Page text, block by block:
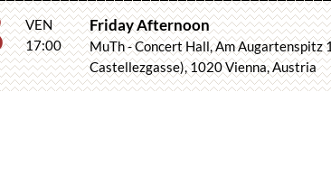
VEN
17:00
Friday Afternoon
MuTh - Concert Hall, Am Augartenspitz
Castellezgasse), 1020 Vienna, Austria